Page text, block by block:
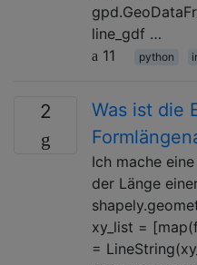
line_gdf …
11
python
2
Was ist die
Ich mache
der Länge
xy_list =
=